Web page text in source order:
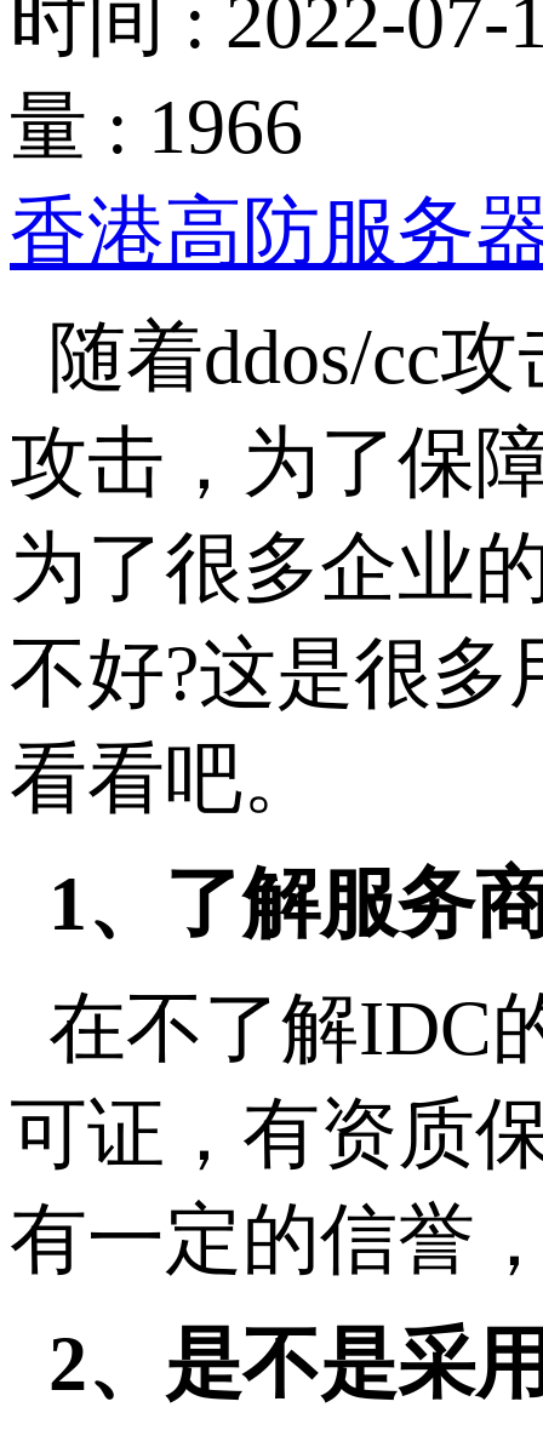
时间 : 2022-07-
量 : 1966
香港高防服务
随着ddos/cc
攻击，为了保
为了很多企业
不好?这是很
看看吧。
1、了解服务
在不了解IDC
可证，有资质
有一定的信誉
2、是不是采